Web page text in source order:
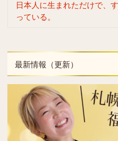
日本人に生まれただけで、
っている。
最新情報（更新）